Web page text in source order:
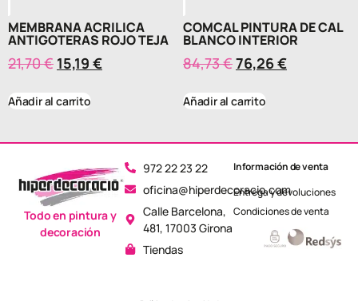
MEMBRANA ACRILICA
ANTIGOTERAS ROJO TEJA
21,70€ 15,19 €
Añadir al carrito
COMCAL PINTURA DE CAL
BLANCO INTERIOR
84,73€76,26€
Añadir al carrito
972 22 23 22
oficina@hiperdecoracio.com
Calle Barcelona, ​​
481, 17003 Girona
Tiendas
Todo en pintura y
decoración
Información de venta
Entrega y devoluciones
Condiciones de venta